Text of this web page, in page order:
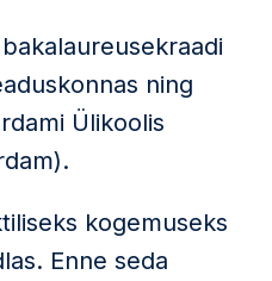
ning
Ülikoolis
.
kogemuseks
Enne seda